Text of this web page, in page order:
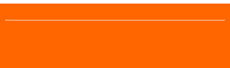
agarre cómodo para tonificar brazos